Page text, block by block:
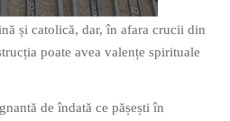
și catolică, dar, în afara crucii din
poate avea valențe spirituale
de îndată ce pășești în